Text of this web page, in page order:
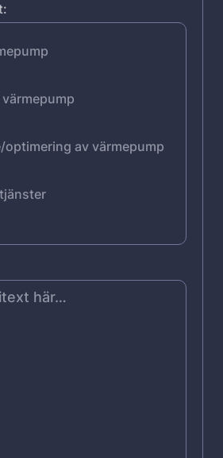
optimering av värmepump